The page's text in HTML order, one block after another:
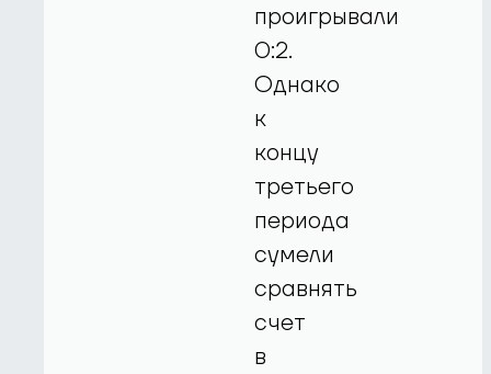
проигрывали
0:2.
Однако
к
концу
третьего
периода
сумели
сравнять
счет
в